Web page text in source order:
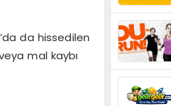
da hissedilen
mal kaybı